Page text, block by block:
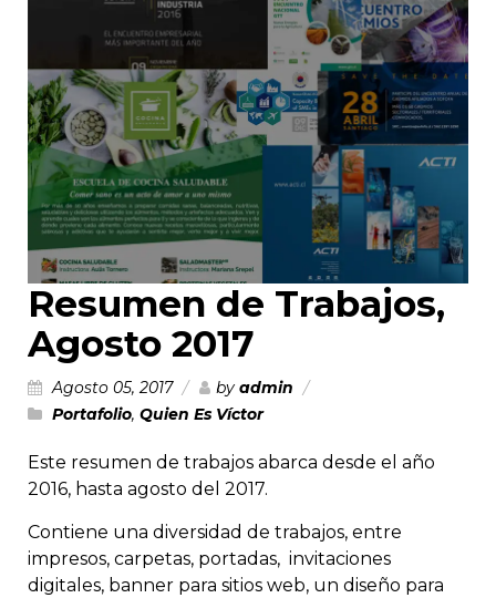
Resumen de Trabajos,
Agosto 2017
Agosto 05, 2017 by admin
Portafolio, Quien Es Víctor
Este resumen de trabajos abarca desde el año
2016, hasta agosto del 2017.
Contiene una diversidad de trabajos, entre
impresos, carpetas, portadas, invitaciones
digitales, banner para sitios web, un diseño para